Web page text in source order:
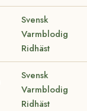
Svensk
Varmblodig
Ridhäst
Svensk
Varmblodig
Ridhäst